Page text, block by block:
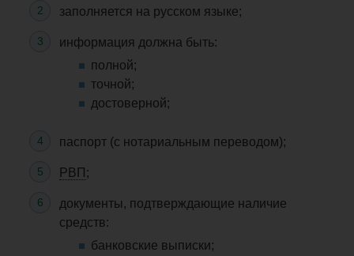
заполняется на русском языке;
информация должна быть:
полной;
точной;
достоверной;
паспорт (с нотариальным переводом);
РВП ;
документы, подтверждающие наличие
средств:
банковские выписки;